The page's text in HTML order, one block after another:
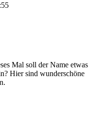
Mal soll der Name etwas
Hier sind wunderschöne